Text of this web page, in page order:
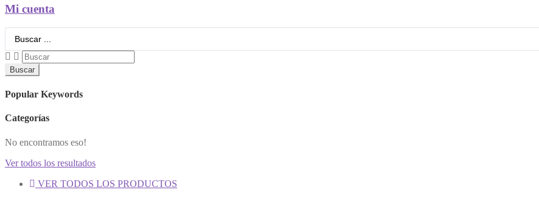
Mi cuenta
Buscar
Popular Keywords
Categorías
No encontramos eso!
Ver todos los resultados
VER TODOS LOS PRODUCTOS